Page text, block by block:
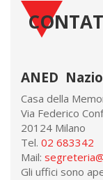
ANED
Casa della
Via Federico
20124 Milano
Tel. 02 683342
Mail:
Gli uffici sono